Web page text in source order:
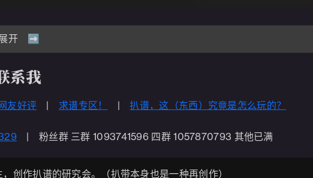
展开 ➡️
系我
友好评 求谱专区！ |扒谱，这（东西）究竟是怎么玩的？
| 粉丝群 三群 1093741596 四群 1057870793 其他已满
创作扒谱的研究会。（扒带本身也是一种再创作）